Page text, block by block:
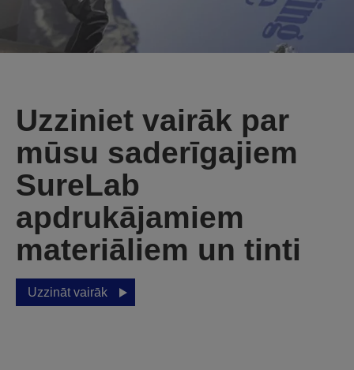
Uzziniet vairāk par
mūsu saderīgajiem
SureLab
apdrukājamiem
materiāliem un tinti
Uzzināt vairāk